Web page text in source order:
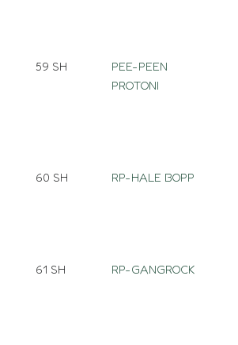
59 SH
PEE-PEEN
PROTONI
60 SH RP-HALE BOPP
61 SH RP-GANGROCK